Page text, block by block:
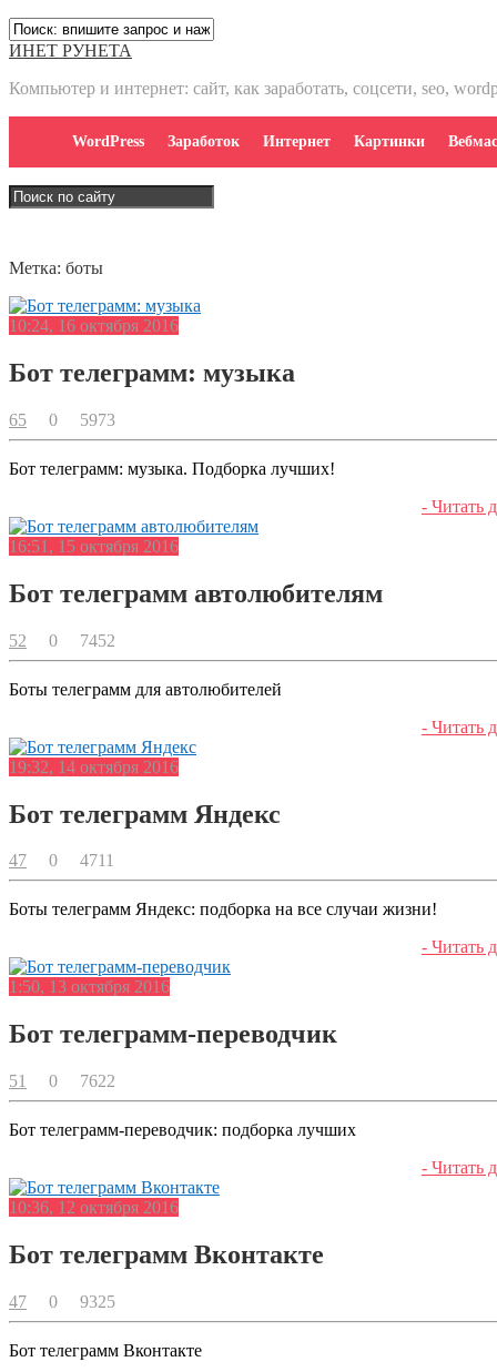
ИНЕТ РУНЕТА
Компьютер и интернет: сайт, как заработать, соцсети, seo,
WordPress Заработок Интернет Картинки
Метка: боты
10:24, 16 октября 2016
Бот телеграмм: музыка
65 0 5973
Бот телеграмм: музыка. Подборка лучших!
- Читать
16:51, 15 октября 2016
Бот телеграмм автолюбителям
52 0 7452
Боты телеграмм для автолюбителей
- Читать
19:32, 14 октября 2016
Бот телеграмм Яндекс
47 0 4711
Боты телеграмм Яндекс: подборка на все случаи жизни!
- Читать
1:50, 13 октября 2016
Бот телеграмм-переводчик
51 0 7622
Бот телеграмм-переводчик: подборка лучших
- Читать
10:36, 12 октября 2016
Бот телеграмм Вконтакте
47 0 9325
Бот телеграмм Вконтакте